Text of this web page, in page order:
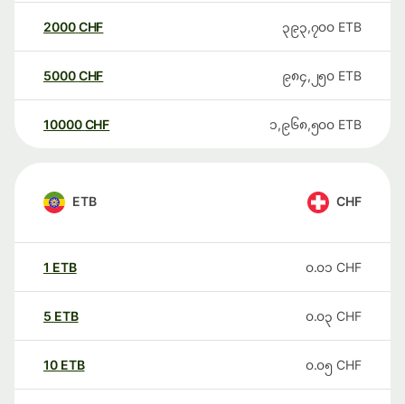
2000CHF ၃၉၃,၇၀၀ ETB
5000CHF ၉၈၄,၂၅၀ ETB
10000 CHF ၁,၉၆၈,၅၀၀ ETB
ETB CHF
1 ETB ၀.၀၁ CHF
5 ETB ၀.၀၃ CHF
10 ETB ၀.၀၅ CHF